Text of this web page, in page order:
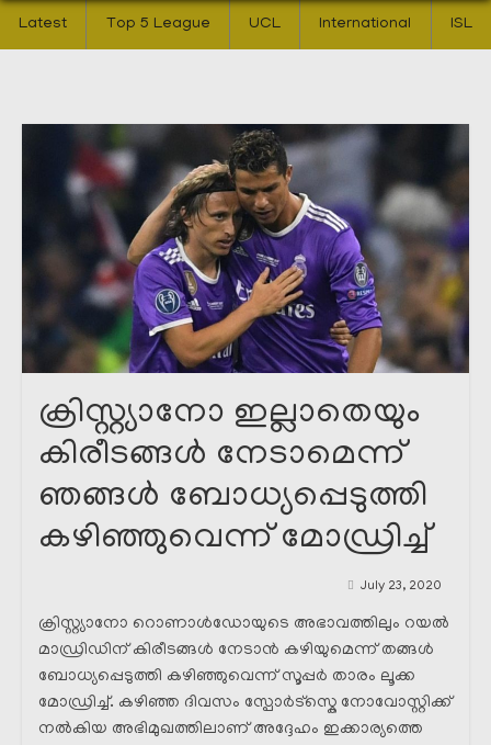
Latest Top 5 League UCL International ISL
ക്രിസ്റ്റ്യാനോ ഇല്ലാതെയും
കിരീടങ്ങൾ നേടാമെന്ന്
ഞങ്ങൾ ബോധ്യപ്പെടുത്തി
കഴിഞ്ഞുവെന്ന് മോഡ്രിച്ച്
July 23, 2020
ക്രിസ്റ്റ്യാനോ റൊണാൾഡോയുടെ അഭാവത്തിലും റയൽ
മാഡ്രിഡിന് കിരീടങ്ങൾ നേടാൻ കഴിയുമെന്ന് തങ്ങൾ
ബോധ്യപ്പെടുത്തി കഴിഞ്ഞുവെന്ന് സൂപ്പർ താരം ലൂക്ക
മോഡ്രിച്ച്. കഴിഞ്ഞ ദിവസം സ്പോർട്സ്കെ നോവോസ്റ്റിക്ക്
നൽകിയ അഭിമുഖത്തിലാണ് അദ്ദേഹം ഇക്കാര്യത്തെ